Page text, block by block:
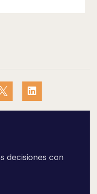
decisiones con